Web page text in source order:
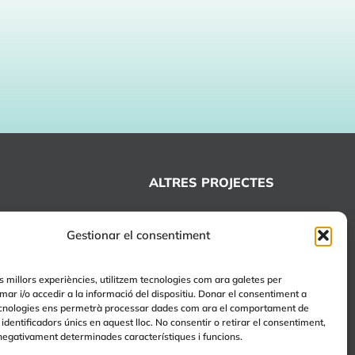
Gestionar el consentiment
millors experiències, utilitzem tecnologies com ara galetes per
i/o accedir a la informació del dispositiu. Donar el consentiment a
ens permetrà processar dades com ara el comportament de
únics en aquest lloc. No consentir o retirar el consentiment,
determinades característiques i funcions.
ALTRES PROJECTES
EDUCA Espai Lúdic